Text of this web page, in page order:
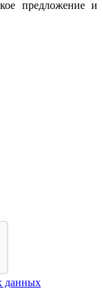
предложение и
данных